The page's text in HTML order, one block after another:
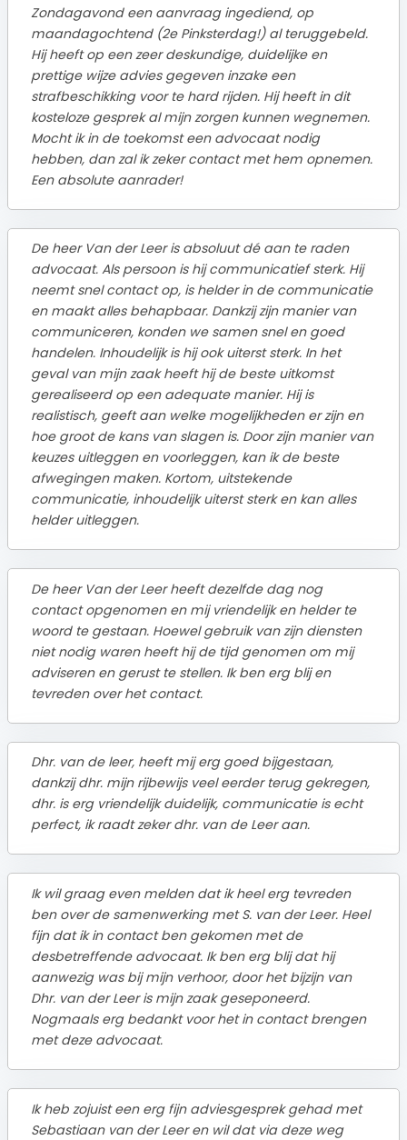
Zondagavond een aanvraag ingediend, op
maandagochtend (2e Pinksterdag!) al teruggebeld.
Hij heeft op een zeer deskundige, duidelijke en
prettige wijze advies gegeven inzake een
strafbeschikking voor te hard rijden. Hij heeft in dit
kosteloze gesprek al mijn zorgen kunnen wegnemen.
Mocht ik in de toekomst een advocaat nodig
hebben, dan zal ik zeker contact met hem opnemen.
Een absolute aanrader!
De heer Van der Leer is absoluut dé aan te raden
advocaat. Als persoon is hij communicatief sterk. Hij
neemt snel contact op, is helder in de communicatie
en maakt alles behapbaar. Dankzij zijn manier van
communiceren, konden we samen snel en goed
handelen. Inhoudelijk is hij ook uiterst sterk. In het
geval van mijn zaak heeft hij de beste uitkomst
gerealiseerd op een adequate manier. Hij is
realistisch, geeft aan welke mogelijkheden er zijn en
hoe groot de kans van slagen is. Door zijn manier van
keuzes uitleggen en voorleggen, kan ik de beste
afwegingen maken. Kortom, uitstekende
communicatie, inhoudelijk uiterst sterk en kan alles
helder uitleggen.
De heer Van der Leer heeft dezelfde dag nog
contact opgenomen en mij vriendelijk en helder te
woord te gestaan. Hoewel gebruik van zijn diensten
niet nodig waren heeft hij de tijd genomen om mij
adviseren en gerust te stellen. Ik ben erg blij en
tevreden over het contact.
Dhr. van de leer, heeft mij erg goed bijgestaan,
dankzij dhr. mijn rijbewijs veel eerder terug gekregen,
dhr. is erg vriendelijk duidelijk, communicatie is echt
perfect, ik raadt zeker dhr. van de Leer aan.
Ik wil graag even melden dat ik heel erg tevreden
ben over de samenwerking met S. van der Leer. Heel
fijn dat ik in contact ben gekomen met de
desbetreffende advocaat. Ik ben erg blij dat hij
aanwezig was bij mijn verhoor, door het bijzijn van
Dhr. van der Leer is mijn zaak geseponeerd.
Nogmaals erg bedankt voor het in contact brengen
met deze advocaat.
Ik heb zojuist een erg fijn adviesgesprek gehad met
Sebastiaan van der Leer en wil dat via deze weg